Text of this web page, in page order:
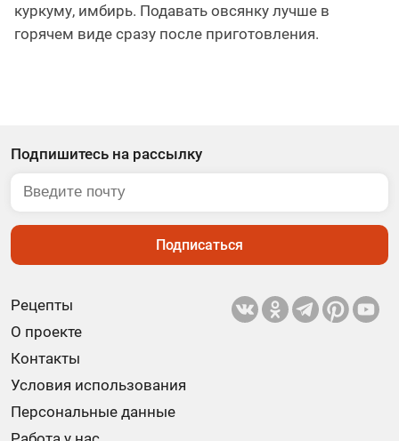
куркуму, имбирь. Подавать овсянку лучше в
горячем виде сразу после приготовления.
Рецепты
О проекте
Контакты
Условия использования
Персональные данные
Подпишитесь на рассылку
Подписаться